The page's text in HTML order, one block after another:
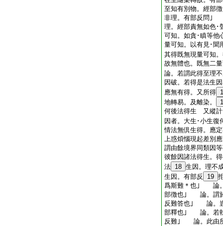
至知有別物。經
非理。有部反問｣
理。經部責無如色･
可知。如貪･瞋等他
量可知。以有見･聞
其得既無現量可知
故無體也。既無二
論。若謂此得至理
因破。若得是法生
應無有得。又所得
地轉易。及離染。
何後法得生 又縱計
因者。大生･小生復
情法無倶生得。應
上惑煩惱現起差別
謂由餘境界同類因
彼餘因諸法得生。
法 18 生因。理
生因。有部反
19
爲斯難＊也｣ 論。
部徴也｣ 論。謂於
反難答也｣ 論。豈
部釋也｣ 論。若執
反難｣ 論。此由所